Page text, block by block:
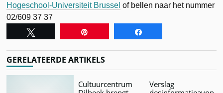
Hogeschool-Universiteit Brussel of bellen naar het nummer
02/609 37 37
GERELATEERDE ARTIKELS
Cultuurcentrum
Verslag